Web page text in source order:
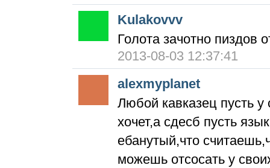
Kulakovvv
Голота зачотно пиздов
2013-08-03 12:37:41
alexmyplanet
Любой кавказец пусть у
хочет,а сдесб пусть
ебанутый,что
можешь отсосать у